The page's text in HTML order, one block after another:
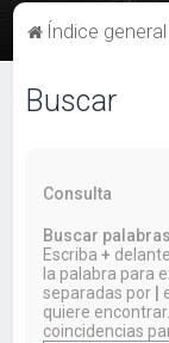
Índice general
Buscar
Consulta
Buscar
Escriba+
la palabra para
separadas por
quiere
coincidencias